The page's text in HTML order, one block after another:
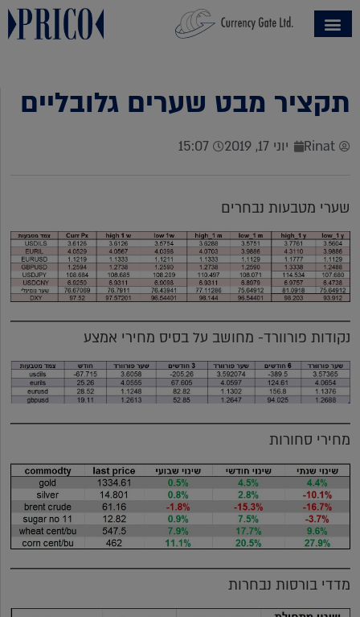
תקציר מבט שערים גלובליים
Rinat יוני 17, 2019 15:07
שערי מטבעות נבחרים
נקודות פורוורד- מחושב על בסיס מחירי אמצע
מחירי סחורות
מדדי בורסות נבחרות